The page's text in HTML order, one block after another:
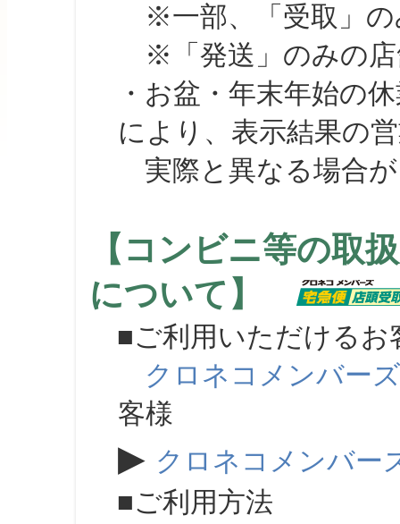
※一部、「受取」の
※「発送」のみの店
・お盆・年末年始の
により、表示結果の
実際と異なる場合が
【コンビニ等の取
について】
■ご利用いただけるお
クロネコメンバーズ
客様
▶ クロネコメンバー
■ご利用方法